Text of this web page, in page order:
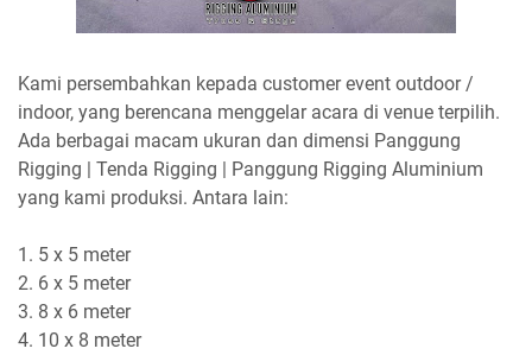
Kami persembahkan kepada customer event outdoor /
indoor, yang berencana menggelar acara di venue terpilih.
Ada berbagai macam ukuran dan dimensi Panggung
Rigging | Tenda Rigging | Panggung Rigging Aluminium
yang kami produksi. Antara lain:
1. 5 x 5 meter
2. 6 x 5 meter
3. 8 x 6 meter
4. 10 x 8 meter